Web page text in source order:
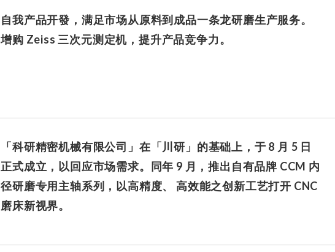
自我产品开發，满足市场从原料到成品一条龙研磨生产服务。
增购 Zeiss 三次元测定机，提升产品竞争力。
「科研精密机械有限公司」在「川研」的基础上，于 8 月 5 日
正式成立，以回应市场需求。同年 9 月，推出自有品牌 CCM 内
径研磨专用主轴系列，以高精度、 高效能之创新工艺打开 CNC
磨床新视界。